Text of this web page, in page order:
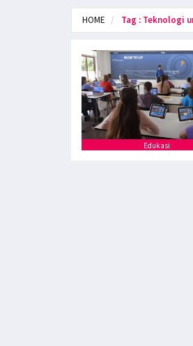
HOME Tag : Teknologi
Edukasi